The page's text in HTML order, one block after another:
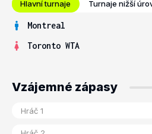
Hlavní turnaje Turnaje nižší
Montreal
Toronto WTA
Vzájemné zápasy